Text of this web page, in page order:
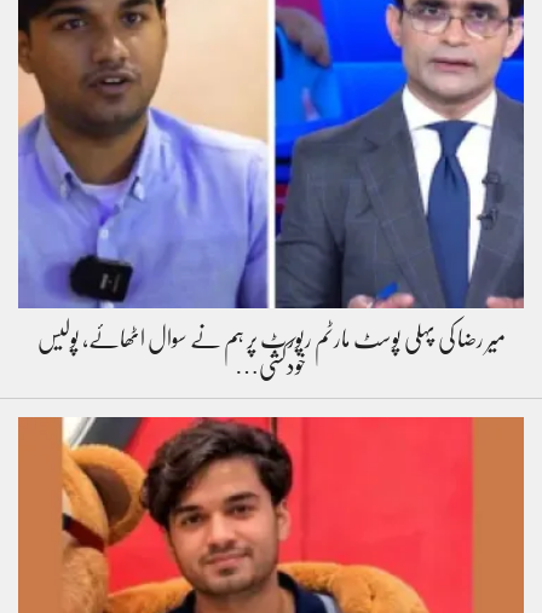
میر رضا کی پہلی پوسٹ مارٹم رپورٹ پر ہم نے سوال اٹھائے، پولیس
خودکشی…